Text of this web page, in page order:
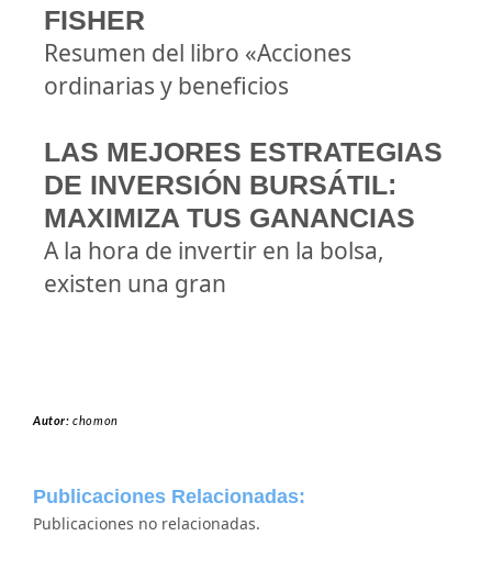
FISHER
Resumen del libro «Acciones
ordinarias y beneficios
LAS MEJORES ESTRATEGIAS
DE INVERSIÓN BURSÁTIL:
MAXIMIZA TUS GANANCIAS
A la hora de invertir en la bolsa,
existen una gran
Autor:chomon
Publicaciones Relacionadas:
Publicaciones no relacionadas.